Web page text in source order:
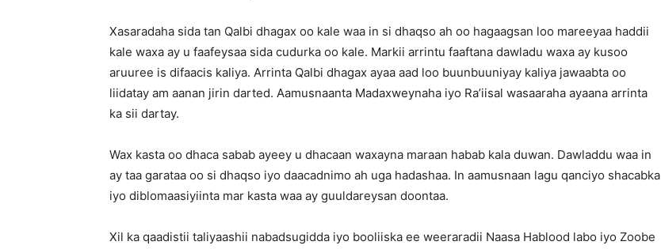
Xasaradaha sida tan Qalbi dhagax oo kale waa in si dhaqso ah oo hagaagsan loo mareeyaa haddii
kale waxa ay u faafeysaa sida cudurka oo kale. Markii arrintu faaftana dawladu waxa ay kusoo
aruuree is difaacis kaliya. Arrinta Qalbi dhagax ayaa aad loo buunbuuniyay kaliya jawaabta oo
liidatay am aanan jirin darted. Aamusnaanta Madaxweynaha iyo Ra’iisal wasaaraha ayaana arrinta
ka sii dartay.
Wax kasta oo dhaca sabab ayeey u dhacaan waxayna maraan habab kala duwan. Dawladdu waa in
ay taa garataa oo si dhaqso iyo daacadnimo ah uga hadashaa. In aamusnaan lagu qanciyo shacabka
iyo diblomaasiyiinta mar kasta waa ay guuldareysan doontaa.
Xil ka qaadistii taliyaashii nabadsugidda iyo booliiska ee weeraradii Naasa Hablood labo iyo Zoobe